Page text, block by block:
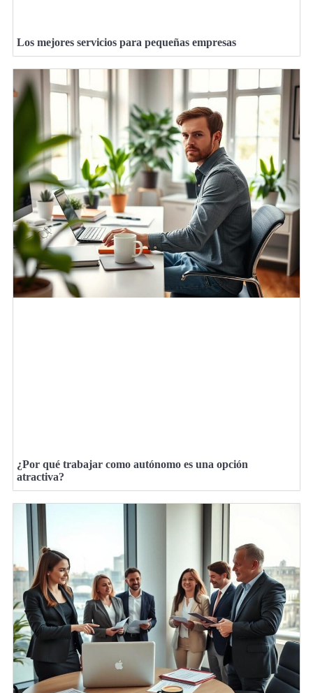
Los mejores servicios para pequeñas empresas
¿Por qué trabajar como autónomo es una opción
atractiva?